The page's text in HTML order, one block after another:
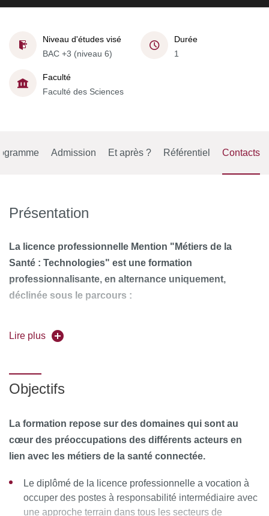
Niveau d'études visé
BAC +3 (niveau 6)
Durée
1
Faculté
Faculté des Sciences
Admission Et après ? Référentiel Contacts
Présentation
La licence professionnelle Mention "Métiers de la
Santé : Technologies" est une formation
professionnalisante, en alternance uniquement,
déclinée sous le parcours :
régulier du patient, retours d’informations
systématiques au médecin prescripteur, …).
Ils répondent à la demande des autorités de santé qui
Lire plus
Objectifs
La formation repose sur des domaines qui sont au
cœur des préoccupations des différents acteurs en
lien avec les métiers de la santé connectée.
Le diplômé de la licence professionnelle a vocation à
occuper des postes à responsabilité intermédiaire avec
une approche terrain dans tous les secteurs de